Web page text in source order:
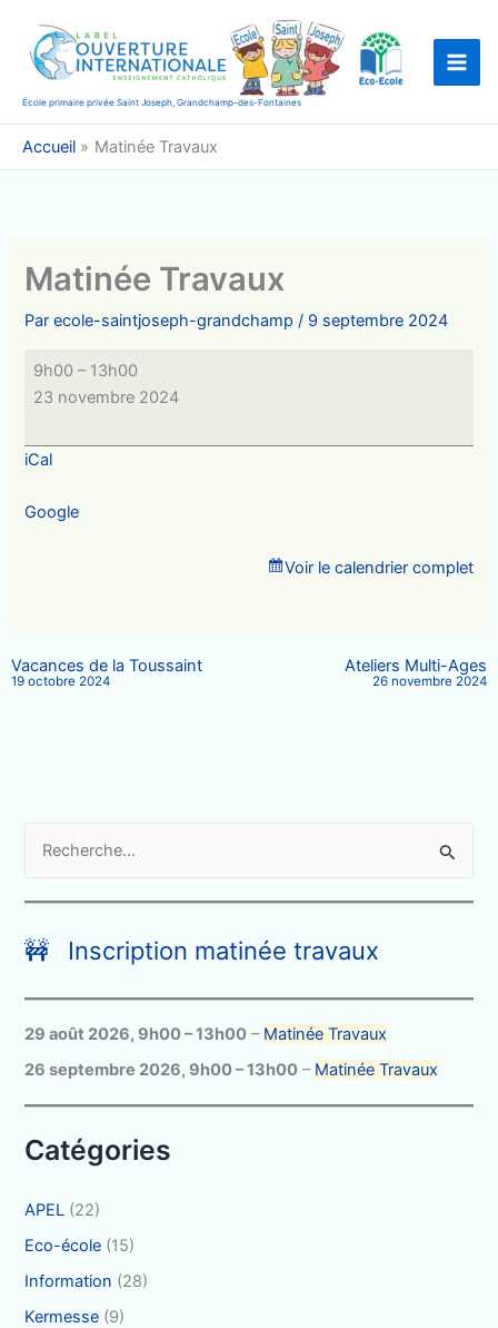
contenu
École primaire privée Saint Joseph, Grandchamp-des-Fontaines
Accueil Matinée Travaux
Matinée Travaux
Parecole-saintjoseph-grandchamp/ 9 septembre 2024
Matinée
Travaux
9h00 – 13h00
23 novembre 2024
iCal
Google
Voir le calendrier complet
Vacances de la Toussaint
19 octobre 2024
Ateliers Multi-Ages
26 novembre 2024
c
h
e
r
c
h
🚧 Inscription matinée travaux
29 août 2026, 9h00–13h00 – Matinée Travaux
26 septembre 2026, 9h00–13h00 – Matinée Travaux
Catégories
APEL (22)
Eco-école (15)
Information (28)
Kermesse (9)